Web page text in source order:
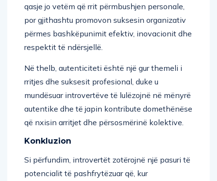
qasje jo vetëm që rrit përmbushjen personale,
por gjithashtu promovon suksesin organizativ
përmes bashkëpunimit efektiv, inovacionit dhe
respektit të ndërsjellë.
Në thelb, autenticiteti është një gur themeli i
rritjes dhe suksesit profesional, duke u
mundësuar introvertëve të lulëzojnë në mënyrë
autentike dhe të japin kontribute domethënëse
që nxisin arritjet dhe përsosmërinë kolektive.
Konkluzion
Si përfundim, introvertët zotërojnë një pasuri të
potencialit të pashfrytëzuar që, kur